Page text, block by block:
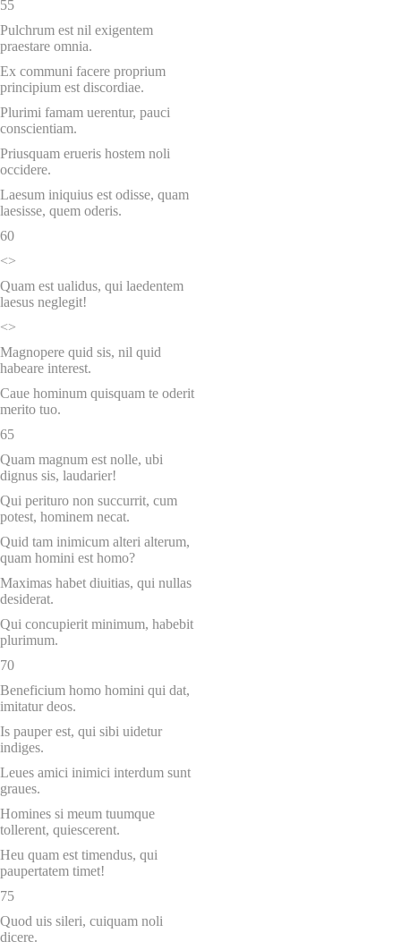
55
Pulchrum est nil exigentem
praestare omnia.
Ex communi facere proprium
principium est discordiae.
Plurimi famam uerentur, pauci
conscientiam.
Priusquam erueris hostem noli
occidere.
Laesum iniquius est odisse, quam
laesisse, quem oderis.
60
<>
Quam est ualidus, qui laedentem
laesus neglegit!
<>
Magnopere quid sis, nil quid
habeare interest.
Caue hominum quisquam te oderit
merito tuo.
65
Quam magnum est nolle, ubi
dignus sis, laudarier!
Qui perituro non succurrit, cum
potest, hominem necat.
Quid tam inimicum alteri alterum,
quam homini est homo?
Maximas habet diuitias, qui nullas
desiderat.
Qui concupierit minimum, habebit
plurimum.
70
Beneficium homo homini qui dat,
imitatur deos.
Is pauper est, qui sibi uidetur
indiges.
Leues amici inimici interdum sunt
graues.
Homines si meum tuumque
tollerent, quiescerent.
Heu quam est timendus, qui
paupertatem timet!
75
Quod uis sileri, cuiquam noli
dicere.